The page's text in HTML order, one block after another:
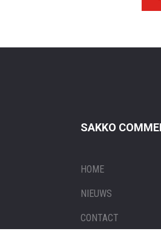
SAKKO
HOME
NIEUWS
CONTACT